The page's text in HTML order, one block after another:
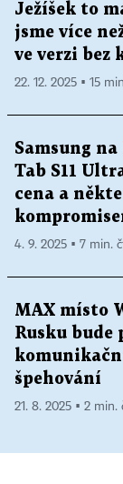
Ježíšek to
jsme více
ve verzi bez
22. 12. 2025 ▪ 15
Samsung
Tab S11
cena a
4. 9. 2025 ▪ 7 min.
MAX místo
Rusku
špehování
21. 8. 2025 ▪ 2 min.